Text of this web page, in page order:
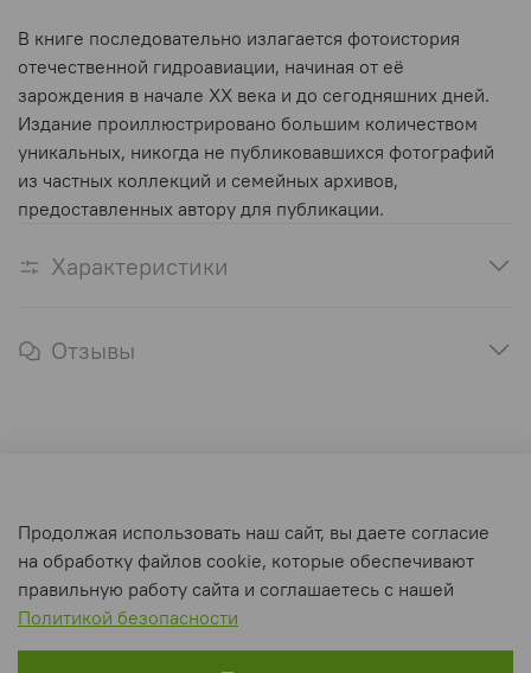
В книге последовательно излагается фотоистория
отечественной гидроавиации, начиная от её
зарождения в начале XX века и до сегодняшних дней.
Издание проиллюстрировано большим количеством
уникальных, никогда не публиковавшихся фотографий
из частных коллекций и семейных архивов,
предоставленных автору для публикации.
Характеристики
Отзывы
Пользовательское соглашение
Условия обмена и возврата
Интернет-магазин создан на inSales
Продолжая использовать наш сайт, вы даете согласие
на обработку файлов cookie, которые обеспечивают
правильную работу сайта и соглашаетесь с нашей
Политикой безопасности